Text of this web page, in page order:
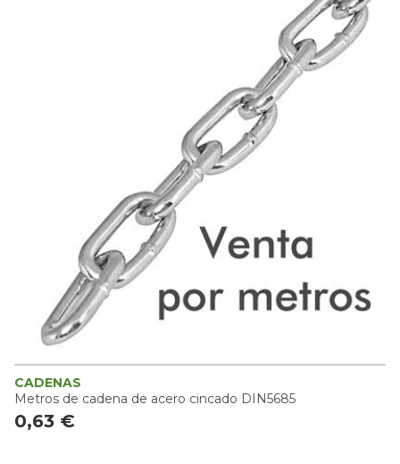
CADENAS
Metros de cadena de acero cincado DIN5685
0,63 €